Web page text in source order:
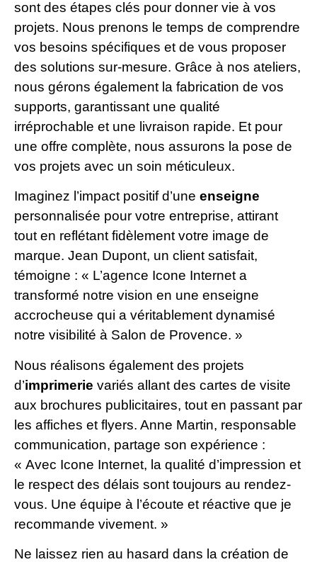
sont des étapes clés pour donner vie à vos
projets. Nous prenons le temps de comprendre
vos besoins spécifiques et de vous proposer
des solutions sur-mesure. Grâce à nos ateliers,
nous gérons également la fabrication de vos
supports, garantissant une qualité
irréprochable et une livraison rapide. Et pour
une offre complète, nous assurons la pose de
vos projets avec un soin méticuleux.
Imaginez l’impact positif d’une enseigne
personnalisée pour votre entreprise, attirant
tout en reflétant fidèlement votre image de
marque. Jean Dupont, un client satisfait,
témoigne : « L’agence Icone Internet a
transformé notre vision en une enseigne
accrocheuse qui a véritablement dynamisé
notre visibilité à Salon de Provence. »
Nous réalisons également des projets
d’imprimerie variés allant des cartes de visite
aux brochures publicitaires, tout en passant par
les affiches et flyers. Anne Martin, responsable
communication, partage son expérience :
« Avec Icone Internet, la qualité d’impression et
le respect des délais sont toujours au rendez-
vous. Une équipe à l’écoute et réactive que je
recommande vivement. »
Ne laissez rien au hasard dans la création de